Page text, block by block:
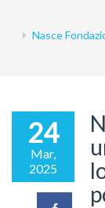
Nasce
24
Mar,
2025